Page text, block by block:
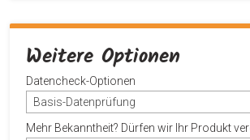
Weitere Optionen
Datencheck-Optionen
Basis-Datenprüfung
Mehr Bekanntheit? Dürfen wir Ihr Produkt